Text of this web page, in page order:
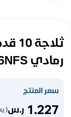
رمادي SRRF-286NFS
سعر المنتج
1.227 ر.س(